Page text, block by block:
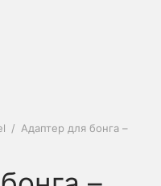
/ Адаптер для бонга –